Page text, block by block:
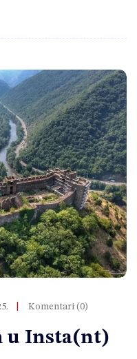
Komentari (0)
Insta(nt)